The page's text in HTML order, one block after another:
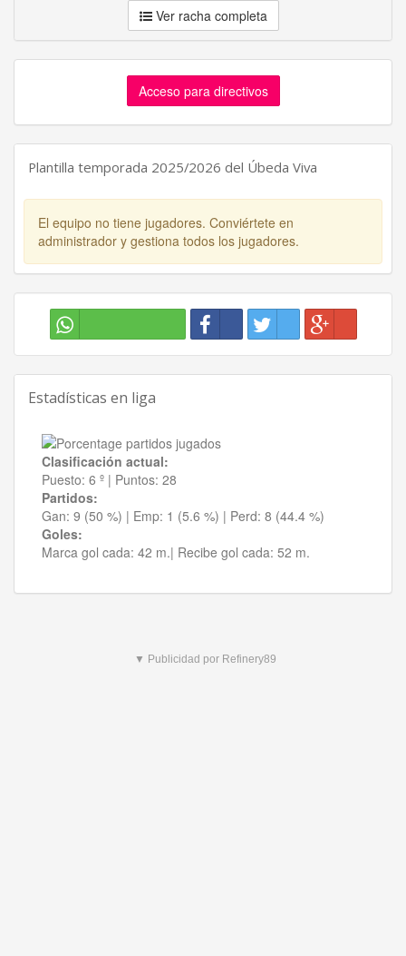
Ver racha completa
Acceso para directivos
Plantilla temporada 2025/2026 del Úbeda Viva
El equipo no tiene jugadores. Conviértete en
administrador y gestiona todos los jugadores.
Estadísticas en liga
Clasificación actual:
Puesto: 6 º | Puntos: 28
Partidos:
Gan: 9 (50 %) | Emp: 1 (5.6 %) | Perd: 8 (44.4 %)
Goles:
Marca gol cada: 42 m.| Recibe gol cada: 52 m.
▼ Publicidad por Refinery89